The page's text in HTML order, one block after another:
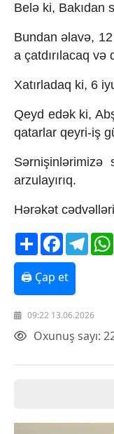
Belə ki, Bakıdan
Bundan əlavə,
a çatdırılacaq və
Xatırladaq ki, 6
Qeyd edək ki,
qatarlar qeyri-iş
arzulayırıq.
Hərəkət
ShareFacebook
🖨 Çap et
09:22 13.06.2026
Oxunuş sayı: